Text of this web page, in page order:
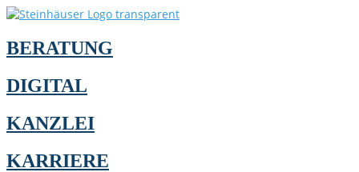
BERATUNG
DIGITAL
KANZLEI
KARRIERE